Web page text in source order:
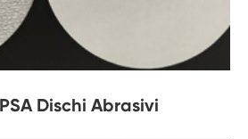
Dischi Abrasivi